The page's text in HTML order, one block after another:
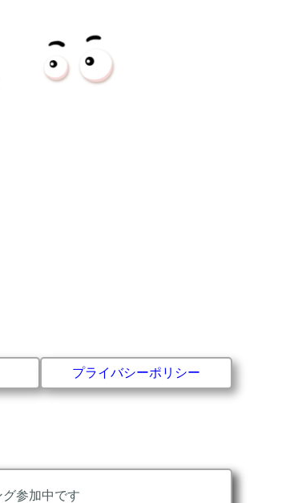
プライバシーポリシー
グ参加中です